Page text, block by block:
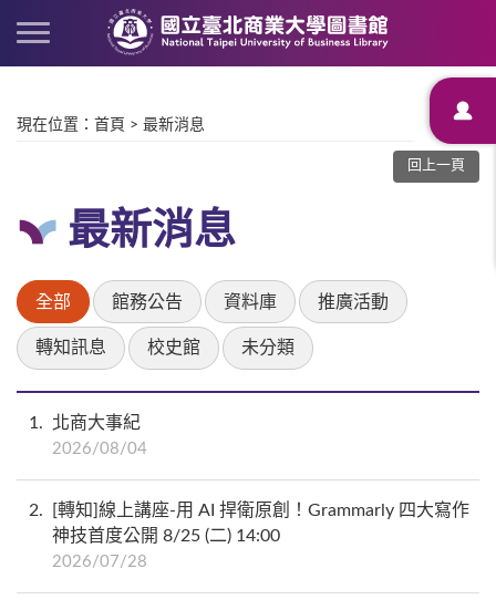
現在位置 ： 首頁 > 最新消息
回上一頁
最新消息
全部 館務公告 資料庫 推廣活動
轉知訊息 校史館 未分類
1 北商大事紀
2026/08/04
2
[轉知]線上講座-用 AI 捍衛原創！Grammarly 四大寫作
神技首度公開 8/25 (二) 14:00
2026/07/28